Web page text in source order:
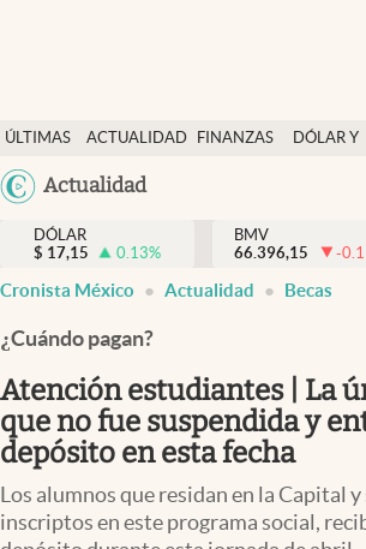
ÚLTIMAS
NOTICIAS
ACTUALIDAD
FINANZAS
DÓLAR Y
Actualidad
Actualidad
Finanzas y economía
Dólar y mercados
Pc y celular
Vida y estilo
Tv
DÓLAR
$ 17,15 0.13%
BMV
66.396,15
-
Cronista México Actualidad Becas
¿Cuándo pagan?
Atención estudiantes | La
que no fue suspendida y
depósito en esta fecha
Los alumnos que residan en la Capital
inscriptos en este programa social,